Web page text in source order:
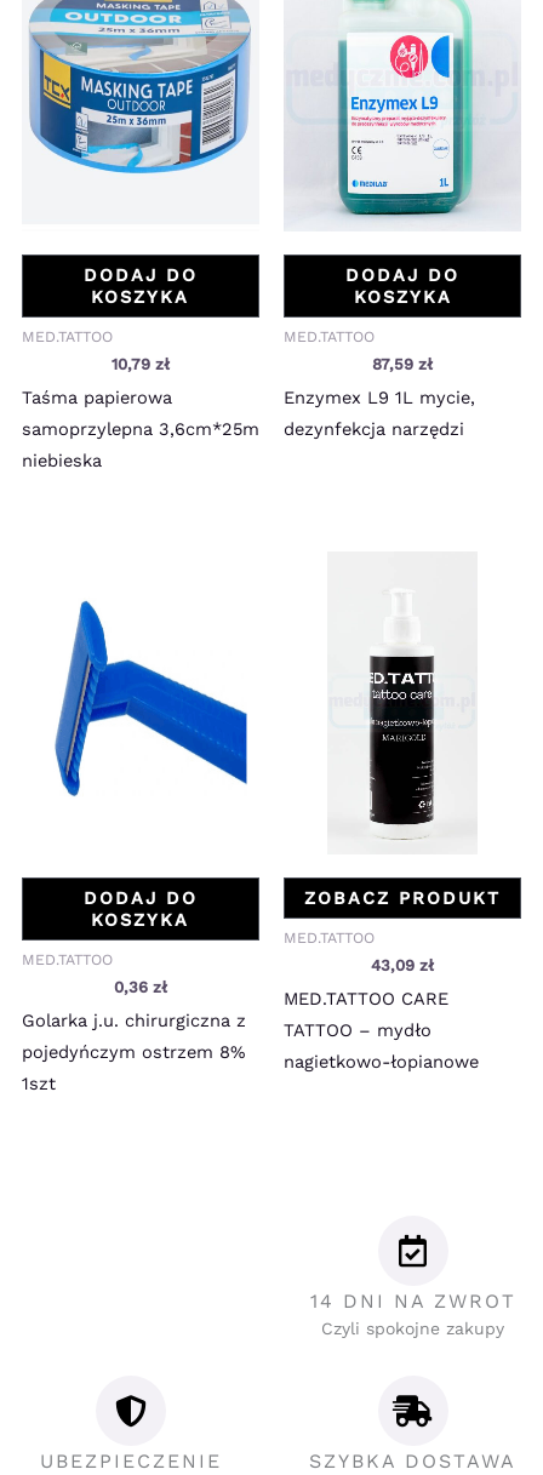
DODAJ DO
KOSZYKA
MED.TATTOO
10,79 zł
Taśma papierowa
samoprzylepna 3,6cm*25m
niebieska
DODAJ DO
KOSZYKA
MED.TATTOO
87,59zł
Enzymex L9 1L mycie,
dezynfekcja narzędzi
DODAJ DO
KOSZYKA
MED.TATTOO
0,36 zł
Golarka j.u. chirurgiczna z
pojedyńczym ostrzem 8%
1szt
ZOBACZ PRODUKT
MED.TATTOO
43,09zł
MED.TATTOO CARE
TATTOO – mydło
nagietkowo-łopianowe
14 DNI NA ZWROT
Czyli spokojne zakupy
UBEZPIECZENIE SZYBKA DOSTAWA